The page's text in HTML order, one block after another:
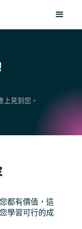
見到您。
都有價值，這
學習可行的成